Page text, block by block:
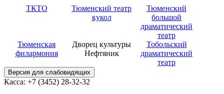
ТКТО
Тюменский театр
кукол
Тюменский
большой
драматический
театр
Тюменская
филармония
Дворец культуры
Нефтяник
Тобольский
драматический
театр
Версия для слабовидящих
Касса: +7 (3452) 28-32-32